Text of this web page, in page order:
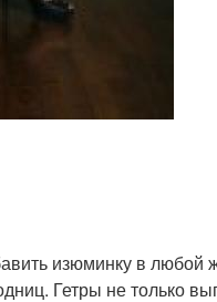
изюминку в любой
Гетры не только